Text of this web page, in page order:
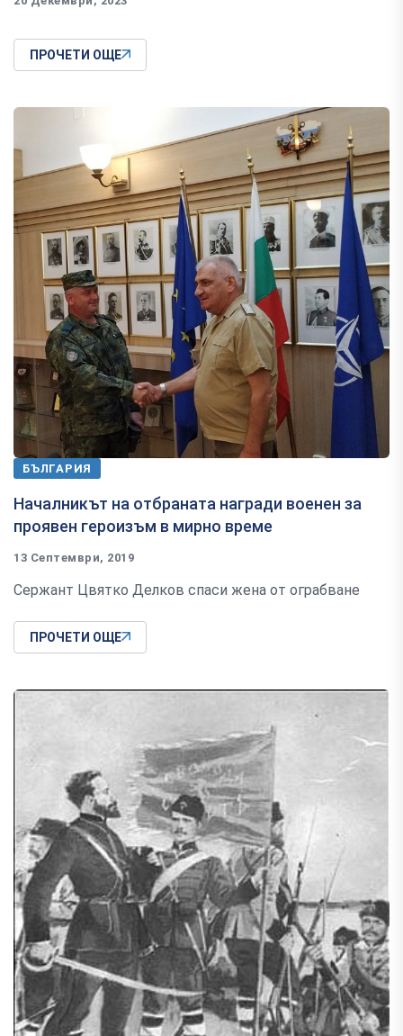
ПРОЧЕТИ ОЩЕ
БЪЛГАРИЯ
Началникът на отбраната награди военен за
проявен героизъм в мирно време
13 Септември, 2019
Сержант Цвятко Делков спаси жена от ограбване
ПРОЧЕТИ ОЩЕ